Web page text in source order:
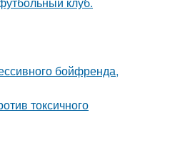
бойфренда,
токсичного